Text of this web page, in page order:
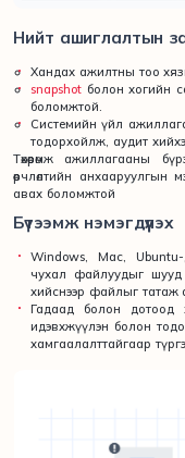
Нийт ашиглалтын
Хандах ажилтны тоо
snapshot болон хогийн
боломжтой.
Системийн үйл
тодорхойлж, аудит
Төхөөрөмж ажиллагааны
өөрчлөлтийн
авах боломжтой
Бүтээмж нэмэгдүүлэх
Windows, Mac,
чухал файлуудыг шууд
хийснээр файлыг татаж
Гадаад болон дотоод
идэвхжүүлэн болон
хамгаалалттайгаар